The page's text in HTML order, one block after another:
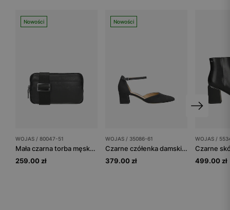
Nowości
WOJAS / 80047-51
Mała czarna torba męska z gładkiej skóry licowej
259.00 zł
Nowości
WOJAS / 35086-61
Czarne czółenka damskie na niskim obcasie
379.00 zł
WOJAS /
499.00 zł